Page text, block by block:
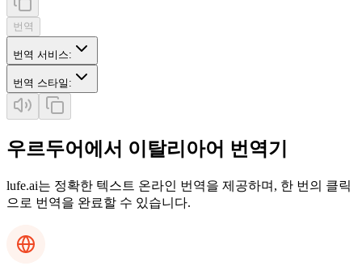
번역
번역 서비스:
번역 스타일 :
우르두어에서 이탈리아어 번역기
lufe.ai는 정확한 텍스트 온라인 번역을 제공하며, 한 번의 클릭
으로 번역을 완료할 수 있습니다.